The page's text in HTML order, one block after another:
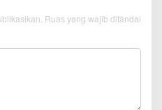
Ruas yang wajib ditandai